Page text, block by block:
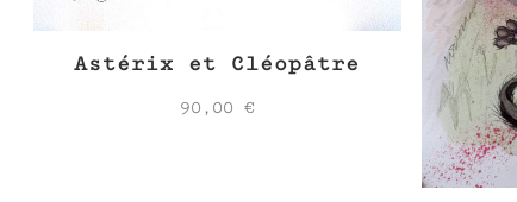
Astérix et Cléopâtre
90,00 €